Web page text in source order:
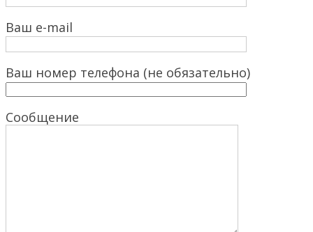
Ваш e-mail
Ваш номер телефона (не обязательно)
Сообщение